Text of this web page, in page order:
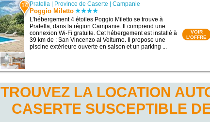
14 Pratella Province de Caserte |Campanie
Poggio Miletto
L’hébergement 4 étoiles Poggio Miletto se trouve à
Pratella, dans la région Campanie. Il comprend une
connexion Wi-Fi gratuite. Cet hébergement est installé à
39 km de : San Vincenzo al Volturno. Il propose une
piscine extérieure ouverte en saison et un parking ...
VOIR
L'OFFRE
TROUVEZ LA LOCATION
CASERTE SUSCEPTIBLE